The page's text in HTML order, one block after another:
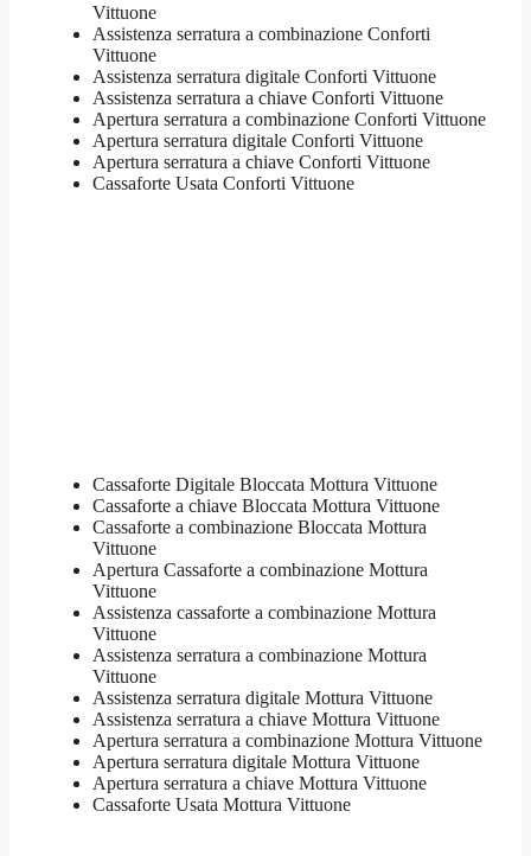
Vittuone
​Assistenza serratura​ ​a combinazione Conforti
Vittuone
Assistenza serratura ​digitale Conforti Vittuone
Assistenza serratura ​a chiave Conforti Vittuone
​Apertura serratura​ ​a combinazione Conforti Vittuone
Apertura serratura​ ​digitale Conforti Vittuone
​Apertura serratura​ ​a chiave Conforti Vittuone
​Cassaforte Usata Conforti Vittuone
Cassaforte Digitale Bloccata Mottura Vittuone
Cassaforte a chiave Bloccata Mottura Vittuone
Cassaforte a combinazione Bloccata Mottura
Vittuone
​Apertura Cassaforte a combinazione Mottura
Vittuone
Assistenza cassaforte a combinazione Mottura
Vittuone
​Assistenza serratura​ ​a combinazione Mottura
Vittuone
Assistenza serratura ​digitale Mottura Vittuone
Assistenza serratura ​a chiave Mottura Vittuone
​Apertura serratura​ ​a combinazione Mottura Vittuone
Apertura serratura​ ​digitale Mottura Vittuone
​Apertura serratura​ ​a chiave Mottura Vittuone
​Cassaforte Usata Mottura Vittuone